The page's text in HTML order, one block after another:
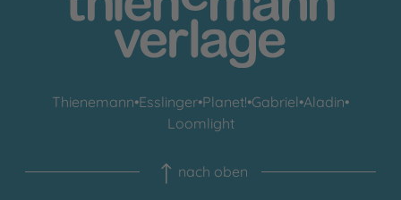
Thienemann•Esslinger•Planet!•Gabriel•Aladin•
Loomlight
nach oben